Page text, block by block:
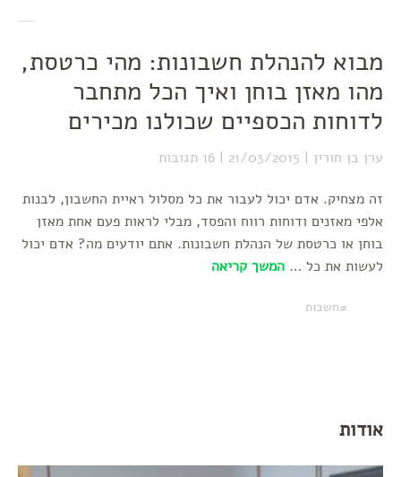
מבוא להנהלת חשבונות: מהי כרטסת,
מהו מאזן בוחן ואיך הכל מתחבר
לדוחות הכספיים שכולנו מכירים
ערן בן חורין 21/03/2015 16 תגובות
זה מצחיק. אדם יכול לעבור את כל מסלול ראיית החשבון, לבנות
אלפי מאזנים ודוחות רווח והפסד, מבלי לראות פעם אחת מאזן
בוחן או כרטסת של הנהלת חשבונות. אתם יודעים מה? אדם יכול
לעשות את כל … המשך קריאה
חשבות
אודות